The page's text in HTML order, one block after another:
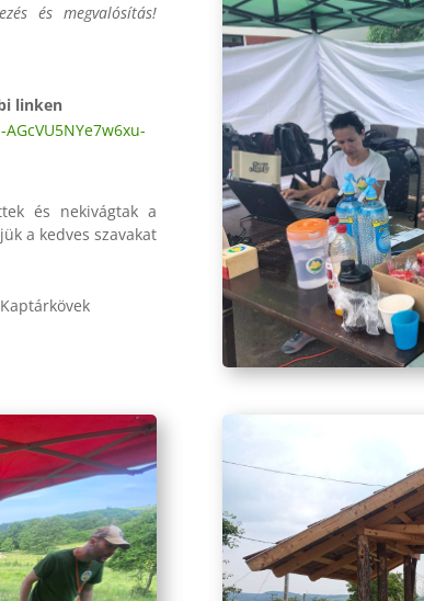
és megvalósítás!
linken
AGcVU5NYe7w6xu-
és nekivágtak a
a kedves szavakat